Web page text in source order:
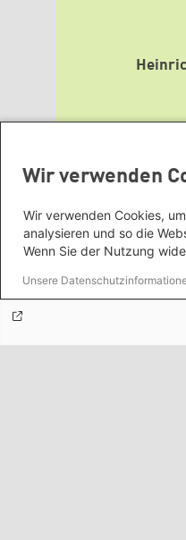
Wir verwenden
Wir verwenden Cookies,
analysieren und so die
Wenn Sie der Nutzung
Unsere